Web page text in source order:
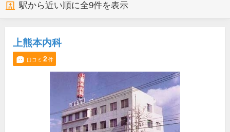
駅から近い順に全9件を表示
上熊本内科
口コミ 2件